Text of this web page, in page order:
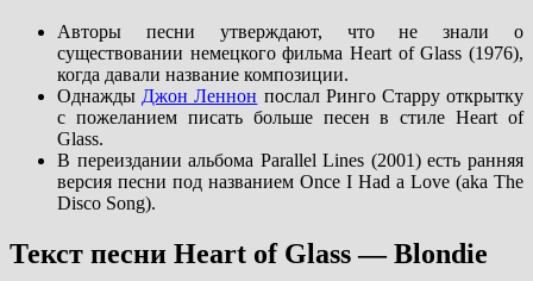
Авторы песни утверждают, что не знали о
существовании немецкого фильма Heart of Glass (1976),
когда давали название композиции.
Однажды Джон Леннон послал Ринго Старру открытку
с пожеланием писать больше песен в стиле Heart of
Glass.
В переиздании альбома Parallel Lines (2001) есть ранняя
версия песни под названием Once I Had a Love (aka The
Disco Song).
Текст песни Heart of Glass — Blondie